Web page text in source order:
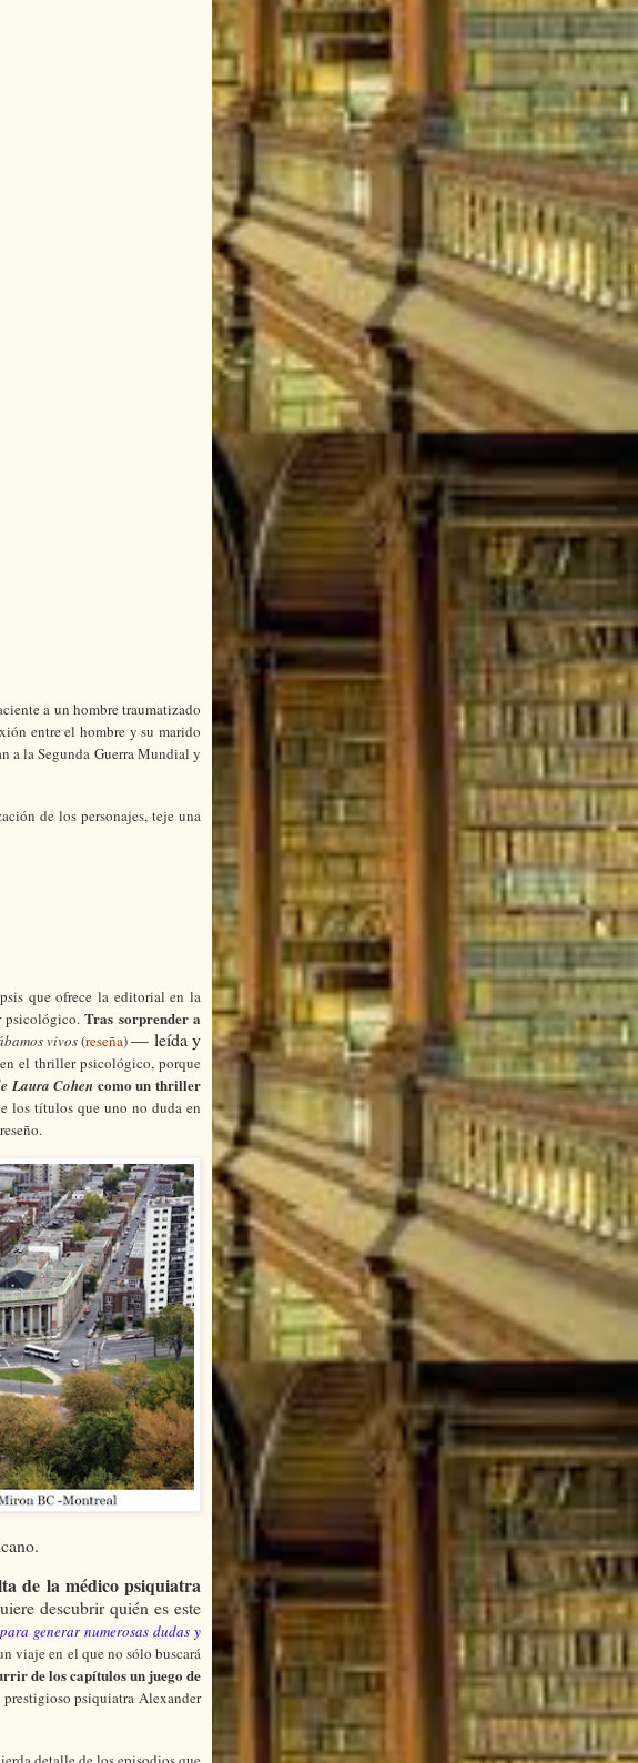
a un hombre traumatizado
entre el hombre y su marido
a la Segunda Guerra Mundial y
de los personajes, teje una
que ofrece la editorial en la
psicológico.Tras sorprender a
vivos(reseña)— leída y
el thriller psicológico, porque
Laura Cohen como un thriller
los títulos que uno no duda en
de la médico psiquiatra
descubrir quién es este
generar numerosas dudas y
viaje en el que no sólo buscará
de los capítulos un juego de
psiquiatra Alexander